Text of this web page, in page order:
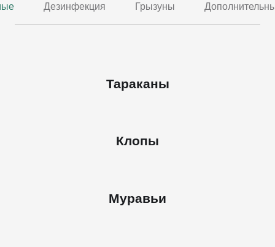
Дезинфекция Грызуны
Тараканы
Клопы
Муравьи